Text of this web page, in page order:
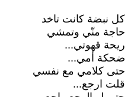
كل نبضة كانت تاخد
حاجة منّي وتمشي
ريحة قهوتي...
ضحكة أمي...
حتى كلامي مع نفسي
قلت ارجع...